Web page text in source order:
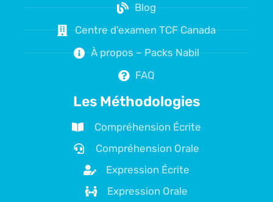
Blog
Centre d'examen TCF Canada
À propos – Packs Nabil
FAQ
Les Méthodologies
Compréhension Écrite
Compréhension Orale
Expression Écrite
Expression Orale